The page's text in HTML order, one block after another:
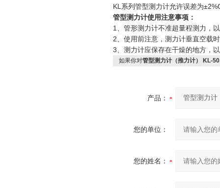
KL系列管型测力计允许误差为
管型测力计使用注意事项：
1、管形测力计不准超量程测力，
2、使用前注意，测力计垂直空载
3、测力计应保存在干燥的地方，
如果你对管型测力计（推力计） KL-50
产品：
您的单位：
您的姓名：